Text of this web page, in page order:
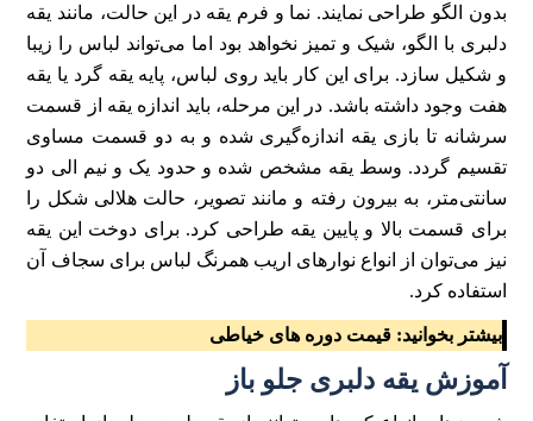
بدون الگو طراحی نمایند. نما و فرم یقه در این حالت، مانند یقه
دلبری با الگو، شیک و تمیز نخواهد بود اما می‌تواند لباس را زیبا
و شکیل سازد. برای این کار باید روی لباس، پایه یقه گرد یا یقه
هفت وجود داشته باشد. در این مرحله، باید اندازه یقه از قسمت
سرشانه تا بازی یقه اندازه‌گیری شده و به دو قسمت مساوی
تقسیم گردد. وسط یقه مشخص شده و حدود یک و نیم الی دو
سانتی‌متر، به بیرون رفته و مانند تصویر، حالت هلالی شکل را
برای قسمت بالا و پایین یقه طراحی کرد. برای دوخت این یقه
نیز می‌توان از انواع نوار‌های اریب همرنگ لباس برای سجاف آن
استفاده کرد.
بیشتر بخوانید:قیمت دوره های خیاطی
آموزش یقه دلبری جلو باز